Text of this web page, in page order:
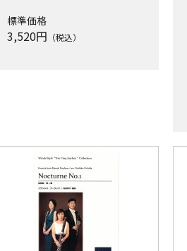
標準価格
3,520円 （税込）